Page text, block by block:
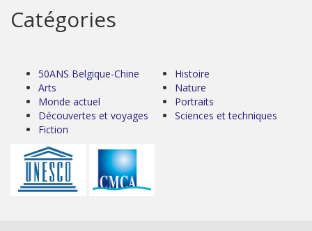
Catégories
50ANS Belgique-Chine
Arts
Monde actuel
Découvertes et voyages
Fiction
Histoire
Nature
Portraits
Sciences et techniques